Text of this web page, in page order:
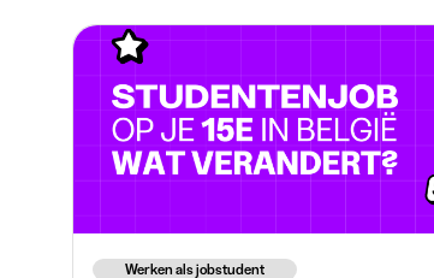
Werken als jobstudent